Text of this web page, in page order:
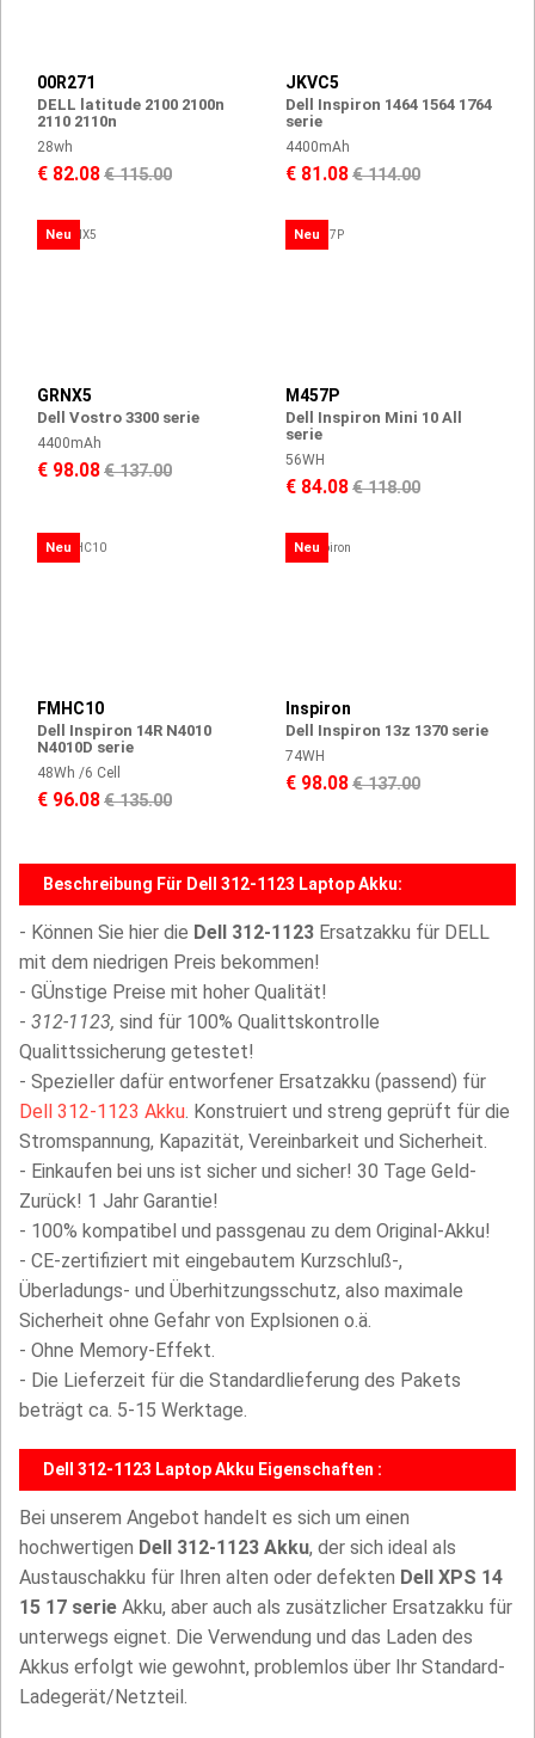
00R271
DELL latitude 2100 2100n
2110 2110n
28wh
€ 82.08€ 115.00
JKVC5
Dell Inspiron 1464 1564 1764
serie
4400mAh
€ 81.08€ 114.00
Neu
GRNX5
Dell Vostro 3300 serie
4400mAh
€ 98.08€ 137.00
Neu
M457P
Dell Inspiron Mini 10 All
serie
56WH
€ 84.08€ 118.00
Neu
FMHC10
Dell Inspiron 14R N4010
N4010D serie
48Wh /6 Cell
€ 96.08€ 135.00
Neu
Inspiron
Dell Inspiron 13z 1370 serie
74WH
€ 98.08€ 137.00
Beschreibung Für Dell 312-1123 Laptop Akku:
- Können Sie hier die Dell 312-1123 Ersatzakku für DELL
mit dem niedrigen Preis bekommen!
- GÜnstige Preise mit hoher Qualität!
- 312-1123, sind für 100% Qualittskontrolle
Qualittssicherung getestet!
- Spezieller dafür entworfener Ersatzakku (passend) für
Dell 312-1123 Akku. Konstruiert und streng geprüft für die
Stromspannung, Kapazität, Vereinbarkeit und Sicherheit.
- Einkaufen bei uns ist sicher und sicher! 30 Tage Geld-
Zurück! 1 Jahr Garantie!
- 100% kompatibel und passgenau zu dem Original-Akku!
- CE-zertifiziert mit eingebautem Kurzschluß-,
Überladungs- und Überhitzungsschutz, also maximale
Sicherheit ohne Gefahr von Explsionen o.ä.
- Ohne Memory-Effekt.
- Die Lieferzeit für die Standardlieferung des Pakets
beträgt ca. 5-15 Werktage.
Dell 312-1123 Laptop Akku Eigenschaften :
Bei unserem Angebot handelt es sich um einen
hochwertigen Dell 312-1123 Akku, der sich ideal als
Austauschakku für Ihren alten oder defekten Dell XPS 14
15 17 serie Akku, aber auch als zusätzlicher Ersatzakku für
unterwegs eignet. Die Verwendung und das Laden des
Akkus erfolgt wie gewohnt, problemlos über Ihr Standard-
Ladegerät/Netzteil.